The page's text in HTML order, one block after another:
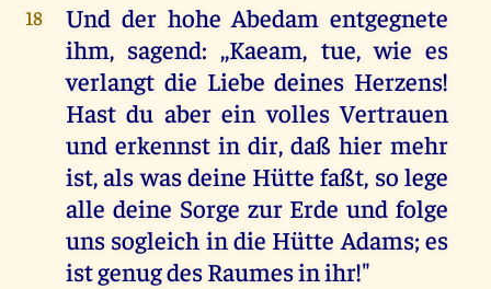
18
Und der hohe Abedam entgegnete
ihm, sagend: ,,Kaeam, tue, wie es
verlangt die Liebe deines Herzens!
Hast du aber ein volles Vertrauen
und erkennst in dir, daß hier mehr
ist, als was deine Hütte faßt, so lege
alle deine Sorge zur Erde und folge
uns sogleich in die Hütte Adams; es
ist genug des Raumes in ihr!"